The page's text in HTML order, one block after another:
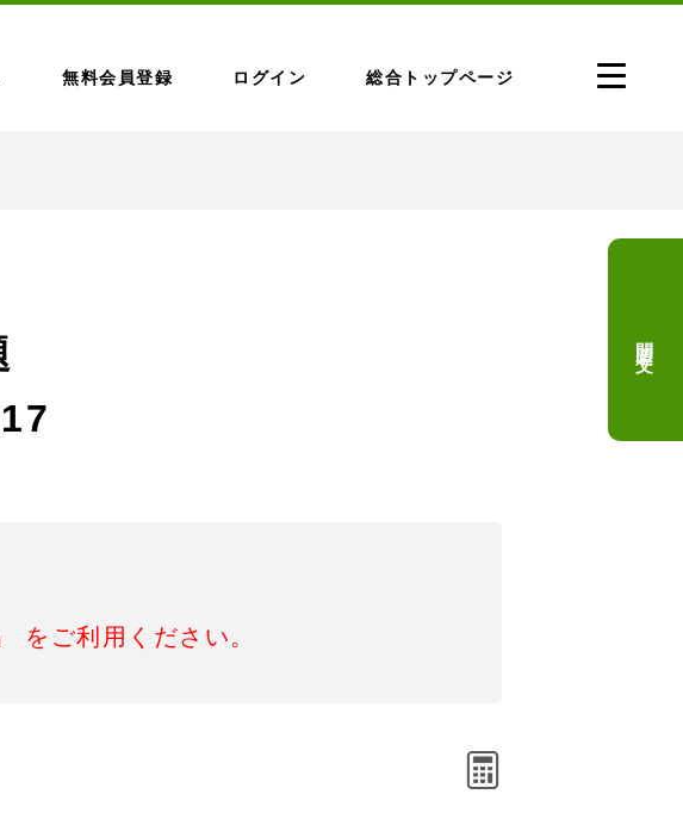
無料会員登録 ログイン 総合トップページ
」 をご利用ください。